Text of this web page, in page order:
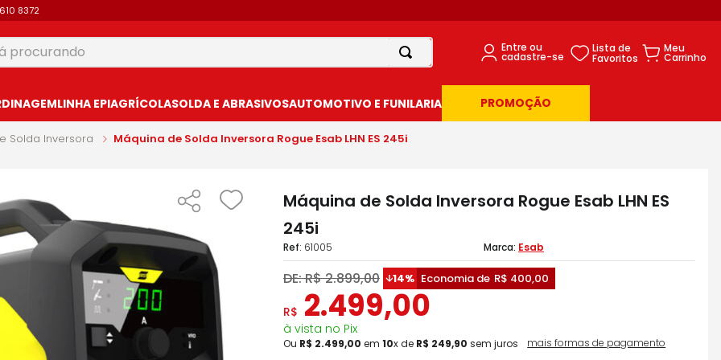
8372
LINHA EPIAGRÍCOLASOLDA E ABRASIVOSAUTOMOTIVO E FUNILARIA PROMOÇÃO
Solda Inversora Máquina de Solda Inversora Rogue Esab LHN ES 245i
Máquina de Solda Inversora Rogue Esab LHN ES
245i
: 61005 Esab
DE:R$2.899,00 14% Economia de R$ 400,00
R$ 2.499,00
à vista no Pix
Ou R$ 2.499,00 em 10x de R$ 249,90 sem juros mais formas de pagamento